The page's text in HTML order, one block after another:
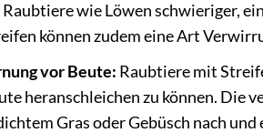
wie Löwen schwieriger,
können zudem eine Art
vor Beute: Raubtiere mit
heranschleichen zu können. Die
Gras oder Gebüsch nach